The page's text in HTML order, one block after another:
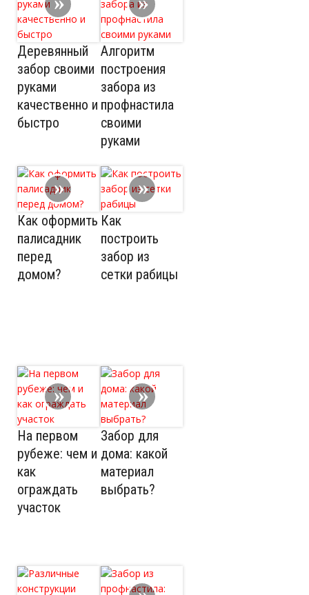
Деревянный
забор своими
руками
качественно и
быстро
Алгоритм
построения
забора из
профнастила
своими
руками
Как оформить
палисадник
перед
домом?
Как
построить
забор из
сетки рабицы
На первом
рубеже: чем и
как
ограждать
участок
Забор для
дома: какой
материал
выбрать?